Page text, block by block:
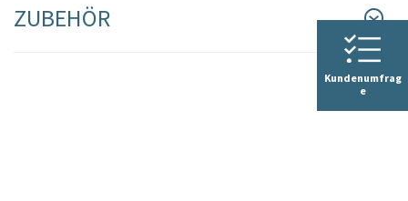
ZUBEHÖR
Kundenumfrag
e